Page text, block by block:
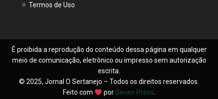
Termos de Uso
É proibida a reprodução do conteúdo dessa página em qualquer
meio de comunicação, eletrônico ou impresso sem autorização
escrita.
© 2025, Jornal O Sertanejo – Todos os direitos reservados.
Feito com
porSeven Press.